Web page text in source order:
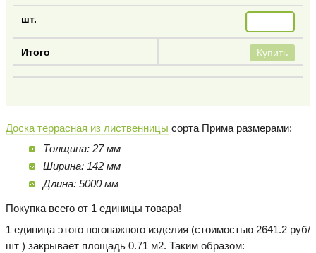
Купить
Доска террасная из лиственницы сорта Прима размерами:
Толщина: 27 мм
Ширина: 142 мм
Длина: 5000 мм
Покупка всего от 1 единицы товара!
1 единица этого погонажного изделия (стоимостью 2641.2 руб/
шт ) закрывает площадь 0.71 м2. Таким образом: